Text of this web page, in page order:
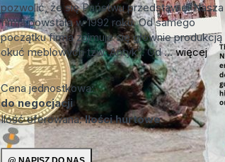
pozwolić, że się Państwu przedstawię. Nasza
firma powstała w 1992 roku. Od samego
początku firma zajmuje się głównie produkcją
okuć meblowych tzw. Antyk”. Od ...więcej
Cena jednostkowa:
do negocjacji
Ilość oferowana:Ilości hurtowe